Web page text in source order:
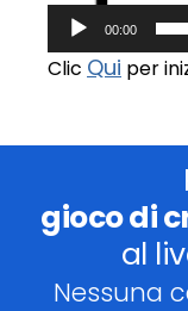
00:00
Clic Qui per
gioco di
al
Nessuna